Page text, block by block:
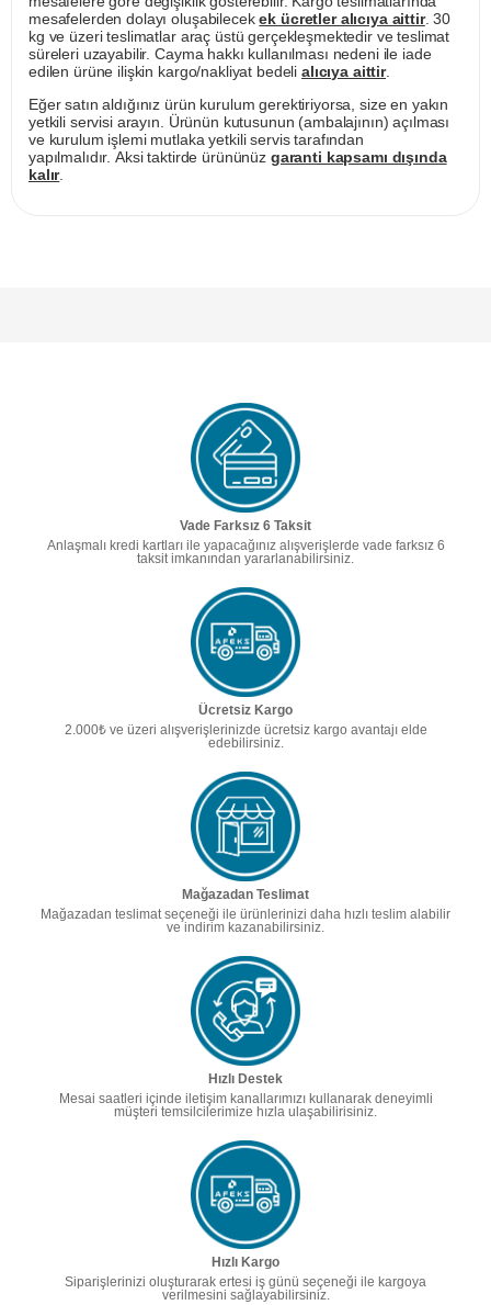
mesafelerden dolayı oluşabilecekek ücretler alıcıya aittir. 30
kg ve üzeri teslimatlar araç üstü gerçekleşmektedir ve teslimat
süreleri uzayabilir. Cayma hakkı kullanılması nedeni ile iade
edilen ürüne ilişkin kargo/nakliyat bedeli alıcıya aittir.
Eğer satın aldığınız ürün kurulum gerektiriyorsa, size en yakın
yetkili servisi arayın. Ürünün kutusunun (ambalajının) açılması
ve kurulum işlemi mutlaka yetkili servis tarafından
yapılmalıdır. Aksi taktirde ürününüz garanti kapsamı dışında
kalır.
Vade Farksız 6 Taksit
Anlaşmalı kredi kartları ile yapacağınız alışverişlerde vade farksız 6
taksit imkanından yararlanabilirsiniz.
Ücretsiz Kargo
2.000₺ ve üzeri alışverişlerinizde ücretsiz kargo avantajı elde
edebilirsiniz.
Mağazadan Teslimat
Mağazadan teslimat seçeneği ile ürünlerinizi daha hızlı teslim alabilir
ve indirim kazanabilirsiniz.
Hızlı Destek
Mesai saatleri içinde iletişim kanallarımızı kullanarak deneyimli
müşteri temsilcilerimize hızla ulaşabilirisiniz.
Hızlı Kargo
Siparişlerinizi oluşturarak ertesi iş günü seçeneği ile kargoya
verilmesini sağlayabilirsiniz.